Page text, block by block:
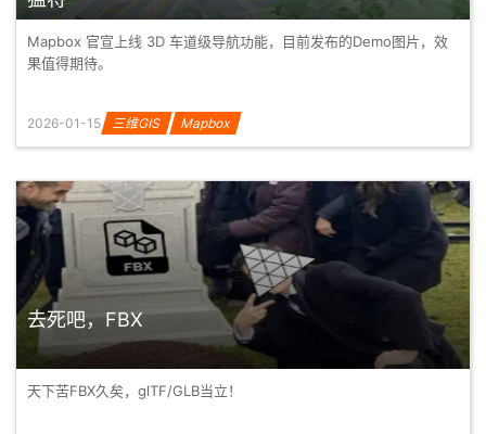
Mapbox 官宣上线 3D 车道级导航功能，目前发布的Demo图片，效
果值得期待。
2026-01-15 三维GIS Mapbox
去死吧，FBX
天下苦FBX久矣，glTF/GLB当立！